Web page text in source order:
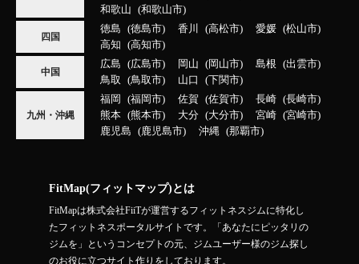
和歌山
和歌山市
四国
徳島 徳島市 香川 高松市 愛媛
松山市
高知
高知市
中国
広島 広島市 岡山 岡山市 島根
出雲市
鳥取
鳥取市 山口 下関市
九州・沖縄
福岡 福岡市 佐賀 佐賀市 長崎
長崎市
熊本
熊本市 大分 大分市 宮崎
宮崎市
鹿児島
鹿児島市 沖縄 那覇市
FitMap(フィットマップ)とは
FitMapは株式会社FiiTが運営するフィットネスジムに特化し
たフィットネスポータルサイトです。「あなたにピッタリの
ジムを」というコンセプトの元、ジムユーザー様のジム探し
のお役に立つサイト作りをしております。